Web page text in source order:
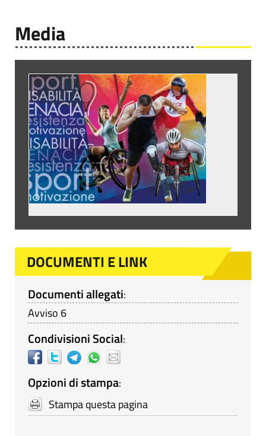
Media
DOCUMENTI E LINK
Documenti allegati:
Avviso 6
Condivisioni Social:
Opzioni di stampa:
Stampa questa pagina